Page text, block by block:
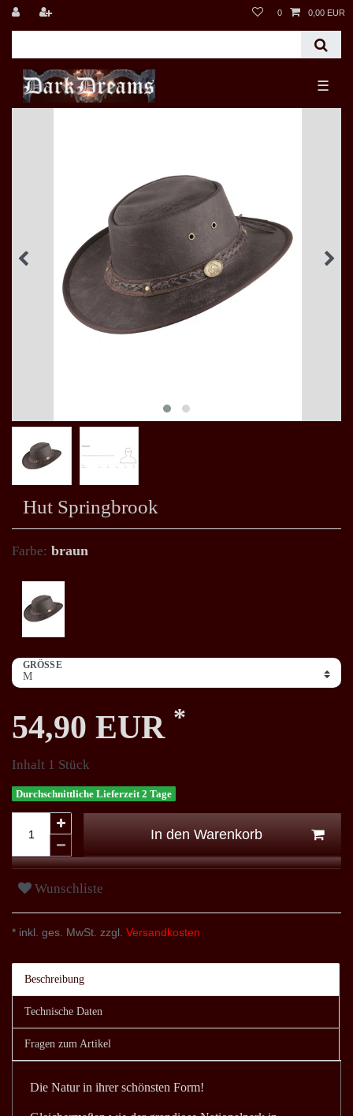
0 0,00 EUR
☰
Hut Springbrook
Farbe: braun
GRÖSSE
54,90 EUR *
Inhalt 1 Stück
Durchschnittliche Lieferzeit 2 Tage
In den Warenkorb
Wunschliste
* inkl. ges. MwSt. zzgl. Versandkosten
Beschreibung
Technische Daten
Fragen zum Artikel
Die Natur in ihrer schönsten Form!